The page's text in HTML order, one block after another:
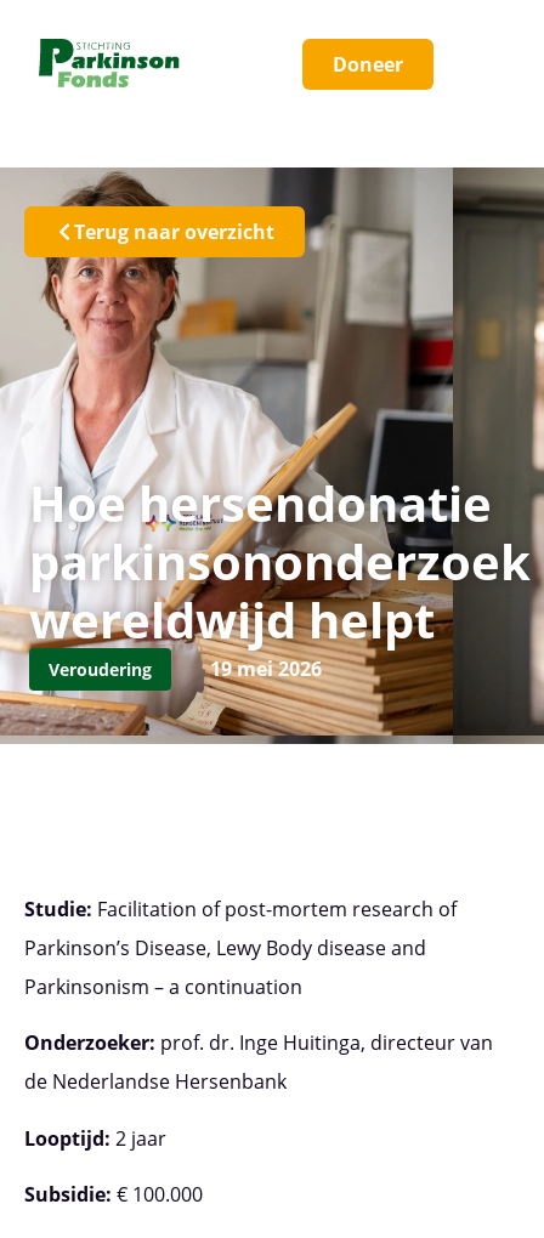
Doneer
Terug naar overzicht
Hoe hersendonatie
parkinsononderzoek
wereldwijd helpt
Veroudering 19 mei 2026
Studie: Facilitation of post-mortem research of
Parkinson’s Disease, Lewy Body disease and
Parkinsonism – a continuation
Onderzoeker: prof. dr. Inge Huitinga, directeur van
de Nederlandse Hersenbank
Looptijd: 2 jaar
Subsidie: € 100.000